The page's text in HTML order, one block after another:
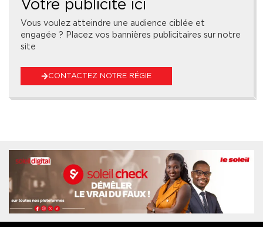
Votre publicité ici
Vous voulez atteindre une audience ciblée et
engagée ? Placez vos bannières publicitaires sur notre
site
CONTACTEZ NOTRE RÉGIE